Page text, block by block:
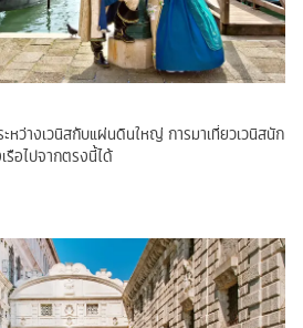
ะหว่างเวนิสกับแผ่นดินใหญ่ การมาเที่ยวเวนิสนัก
รือไปจากตรงนี้ได้